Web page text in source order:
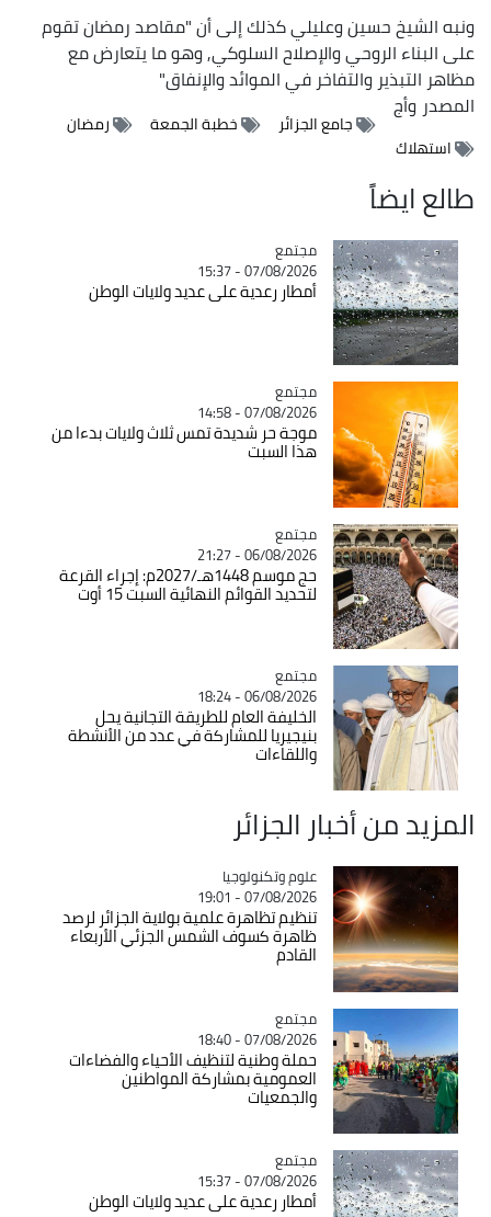
ونبه الشيخ حسين وعليلي كذلك إلى أن "مقاصد رمضان تقوم
على البناء الروحي والإصلاح السلوكي, وهو ما يتعارض مع
مظاهر التبذير والتفاخر في الموائد والإنفاق"
المصدروأج
جامع الجزائر خطبة الجمعة
رمضان
استهلاك
طالع ايضاً
Catégorie
مجتمع
07/08/2026 - 15:37
أمطار رعدية على عديد ولايات الوطن
Catégorie
مجتمع
07/08/2026 - 14:58
موجة حر شديدة تمس ثلاث ولايات بدءا من
هذا السبت
Catégorie
مجتمع
06/08/2026 - 21:27
حج موسم 1448هـ/2027م: إجراء القرعة
لتحديد القوائم النهائية السبت 15 أوت
Catégorie
مجتمع
06/08/2026 - 18:24
الخليفة العام للطريقة التجانية يحل
بنيجيريا للمشاركة في عدد من الأنشطة
واللقاءات
المزيد من أخبار الجزائر
Catégorie
علوم وتكنولوجيا
07/08/2026 - 19:01
تنظيم تظاهرة علمية بولاية الجزائر لرصد
ظاهرة كسوف الشمس الجزئي الأربعاء
القادم
Catégorie
مجتمع
07/08/2026 - 18:40
حملة وطنية لتنظيف الأحياء والفضاءات
العمومية بمشاركة المواطنين
والجمعيات
Catégorie
مجتمع
07/08/2026 - 15:37
أمطار رعدية على عديد ولايات الوطن